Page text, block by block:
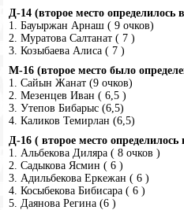
Д-14 (второе место определилось
1. Бауыржан Арнаш ( 9 очков)
2. Муратова Салтанат ( 7 )
3. Козыбаева Алиса ( 7 )
М-16 (второе место было
1. Сайын Жанат (9 очков)
2. Мезенцев Иван ( 6,5 )
3. Утепов Бибарыс (6,5)
4. Каликов Темирлан (6,5)
Д-16 ( второе место
1. Альбекова Диляра ( 8 очков )
2. Садыкова Ясмин ( 6 )
3. Адильбекова Еркежан ( 6 )
4. Косыбекова Бибисара ( 6 )
5. Даянова Регина (6 )